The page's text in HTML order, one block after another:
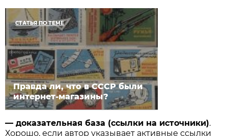
СТАТЬЯ ПО ТЕМЕ
Правда ли, что в СССР были
интернет-магазины?
—доказательная база (ссылки на источники).
Хорошо, если автор указывает активные ссылки